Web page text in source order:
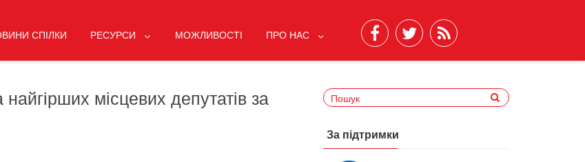
СПІЛКИ РЕСУРСИ МОЖЛИВОСТІ ПРО НАС
місцевих депутатів за
За підтримки